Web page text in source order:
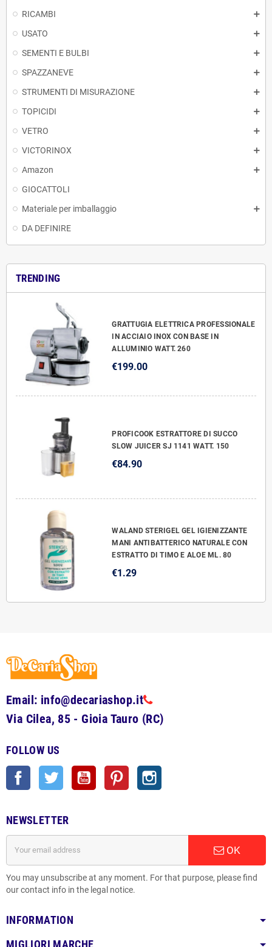
RICAMBI
USATO
SEMENTI E BULBI
SPAZZANEVE
STRUMENTI DI MISURAZIONE
TOPICIDI
VETRO
VICTORINOX
Amazon
GIOCATTOLI
Materiale per imballaggio
DA DEFINIRE
TRENDING
GRATTUGIA ELETTRICA PROFESSIONALE
IN ACCIAIO INOX CON BASE IN
ALLUMINIO WATT. 260
€199.00
PROFICOOK ESTRATTORE DI SUCCO
SLOW JUICER SJ 1141 WATT. 150
€84.90
WALAND STERIGEL GEL IGIENIZZANTE
MANI ANTIBATTERICO NATURALE CON
ESTRATTO DI TIMO E ALOE ML. 80
€1.29
Email: info@decariashop.it
Via Cilea, 85 - Gioia Tauro (RC)
FOLLOW US
Facebook Twitter YouTube Pinterest
NEWSLETTER
OK
You may unsubscribe at any moment. For that purpose, please find
our contact info in the legal notice.
INFORMATION
MIGLIORI MARCHE